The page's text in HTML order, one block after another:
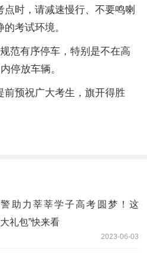
时，请减速慢行、不要鸣喇
考试环境。
范有序停车，特别是不在高
停放车辆。
前预祝广大考生，旗开得胜
助力莘莘学子高考圆梦！这
礼包”快来看
2023-06-03